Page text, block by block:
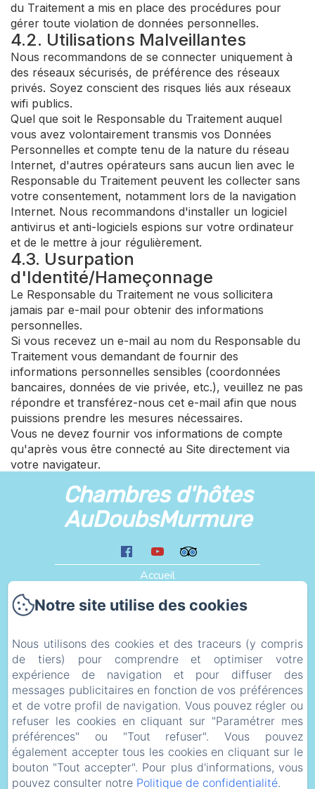
du Traitement a mis en place des procédures pour
gérer toute violation de données personnelles.
4.2. Utilisations Malveillantes
Nous recommandons de se connecter uniquement à
des réseaux sécurisés, de préférence des réseaux
privés. Soyez conscient des risques liés aux réseaux
wifi publics.
Quel que soit le Responsable du Traitement auquel
vous avez volontairement transmis vos Données
Personnelles et compte tenu de la nature du réseau
Internet, d'autres opérateurs sans aucun lien avec le
Responsable du Traitement peuvent les collecter sans
votre consentement, notamment lors de la navigation
Internet. Nous recommandons d'installer un logiciel
antivirus et anti-logiciels espions sur votre ordinateur
et de le mettre à jour régulièrement.
4.3. Usurpation
d'Identité/Hameçonnage
Le Responsable du Traitement ne vous sollicitera
jamais par e-mail pour obtenir des informations
personnelles.
Si vous recevez un e-mail au nom du Responsable du
Traitement vous demandant de fournir des
informations personnelles sensibles (coordonnées
bancaires, données de vie privée, etc.), veuillez ne pas
répondre et transférez-nous cet e-mail afin que nous
puissions prendre les mesures nécessaires.
Vous ne devez fournir vos informations de compte
qu'après vous être connecté au Site directement via
votre navigateur.
Chambres d'hôtes
AuDoubsMurmure
Accueil
Les Alentours
Plan d'accès
eco_geste
Informations Légales
Politique de confidentialité
Informations légales
Informations sur les cookies
Notre site utilise des cookies
Nous utilisons des cookies et des traceurs (y compris
de tiers) pour comprendre et optimiser votre
expérience de navigation et pour diffuser des
messages publicitaires en fonction de vos préférences
et de votre profil de navigation. Vous pouvez régler ou
refuser les cookies en cliquant sur "Paramétrer mes
préférences" ou "Tout refuser". Vous pouvez
également accepter tous les cookies en cliquant sur le
bouton "Tout accepter". Pour plus d'informations, vous
pouvez consulter notre Politique de confidentialité.